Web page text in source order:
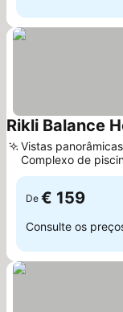
Rikli Balance
Vistas
Complexo de
Wellness
De € 159
Consulte os